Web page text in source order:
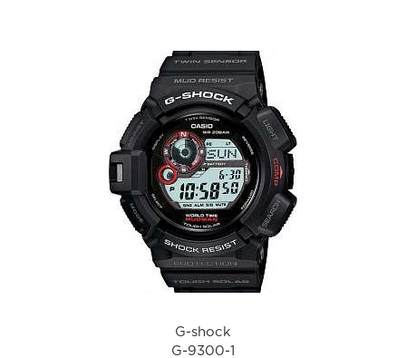
G-shock
G-9300-1
i
G-shock
G-9300-1